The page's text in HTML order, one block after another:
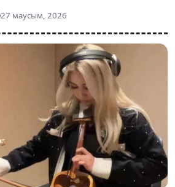
27 маусым, 2026